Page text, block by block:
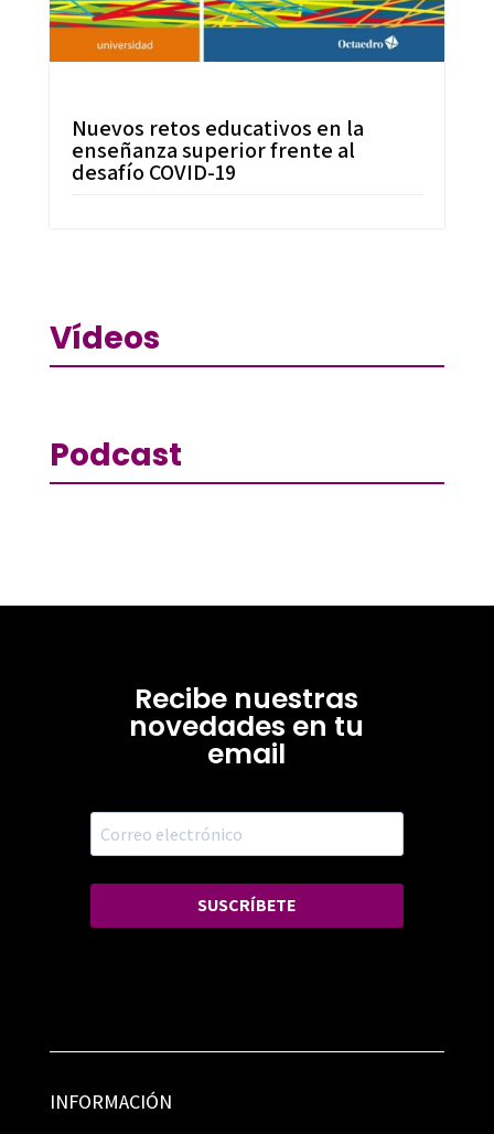
Nuevos retos educativos en la
enseñanza superior frente al
desafío COVID-19
Vídeos
Podcast
Recibe nuestras
novedades en tu
email
SUSCRÍBETE
INFORMACIÓN